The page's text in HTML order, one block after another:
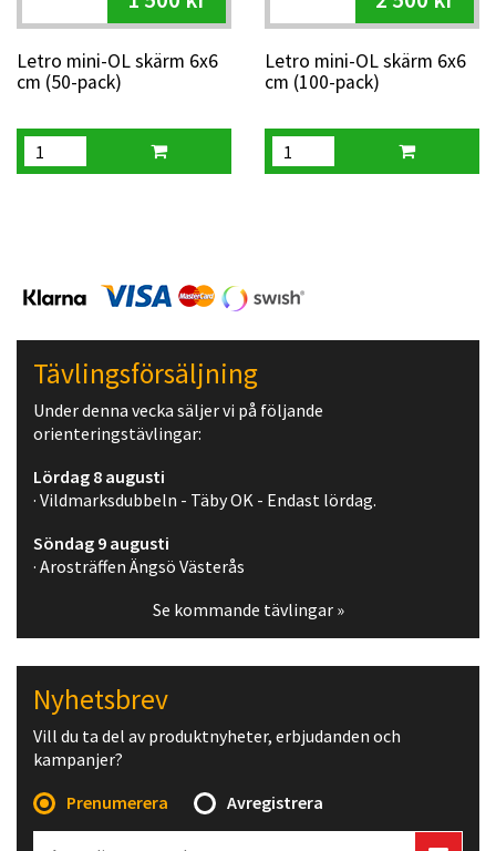
Letro mini-OL skärm 6x6
cm (50-pack)
Letro mini-OL skärm 6x6
cm (100-pack)
Tävlingsförsäljning
Under denna vecka säljer vi på följande
orienteringstävlingar:
Lördag 8 augusti
· Vildmarksdubbeln - Täby OK - Endast lördag.
Söndag 9 augusti
· Arosträffen Ängsö Västerås
Se kommande tävlingar »
Nyhetsbrev
Vill du ta del av produktnyheter, erbjudanden och
kampanjer?
Prenumerera
Avregistrera